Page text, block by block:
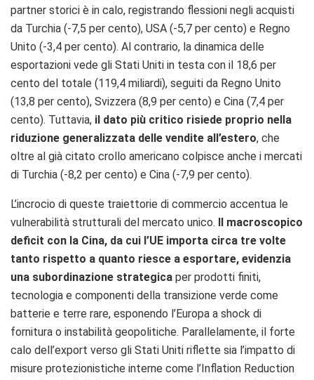
partner storici è in calo, registrando flessioni negli acquisti
da Turchia (-7,5 per cento), USA (-5,7 per cento) e Regno
Unito (-3,4 per cento). Al contrario, la dinamica delle
esportazioni vede gli Stati Uniti in testa con il 18,6 per
cento del totale (119,4 miliardi), seguiti da Regno Unito
(13,8 per cento), Svizzera (8,9 per cento) e Cina (7,4 per
cento). Tuttavia, il dato più critico risiede proprio nella
riduzione generalizzata delle vendite all’estero, che
oltre al già citato crollo americano colpisce anche i mercati
di Turchia (-8,2 per cento) e Cina (-7,9 per cento).
L’incrocio di queste traiettorie di commercio accentua le
vulnerabilità strutturali del mercato unico.
Il macroscopico
deficit con la Cina, da cui l’UE importa circa tre volte
tanto rispetto a quanto riesce a esportare, evidenzia
una subordinazione strategica per prodotti finiti,
tecnologia e componenti della transizione verde come
batterie e terre rare, esponendo l’Europa a shock di
fornitura o instabilità geopolitiche. Parallelamente, il forte
calo dell’export verso gli Stati Uniti riflette sia l’impatto di
misure protezionistiche interne come l’Inflation Reduction